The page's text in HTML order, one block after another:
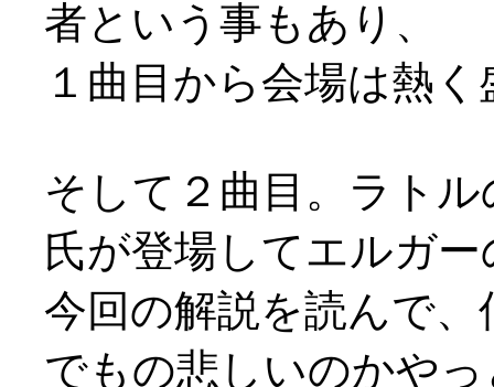
者という事もあり、
１曲目から会場は熱
そして２曲目。ラト
氏が登場してエルガ
今回の解説を読んで
でもの悲しいのかや